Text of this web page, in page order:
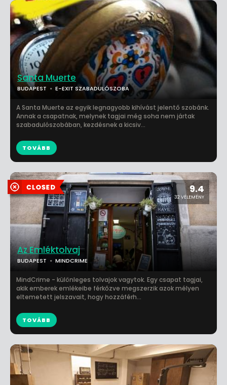
Santa Muerte
BUDAPEST E-EXIT SZABADULÓSZOBA
A Santa Muerte az egyik legnagyobb kihívást jelentő szobánk.
Annak a csapatnak, melynek tagjai még soha nem jártak
szabadulószobában, kezdésnek a kicsiv...
TOVÁBB
9.4
32 VÉLEMÉNY
Az Emléktolvaj
BUDAPEST MINDCRIME
MindCrime - különleges tolvajok vagytok. Egy csapat tagjai,
akik emberek emlékeibe férkőzve megszerzik azok mélyen
eltemetett jelszavait, hogy hozzáférh...
TOVÁBB